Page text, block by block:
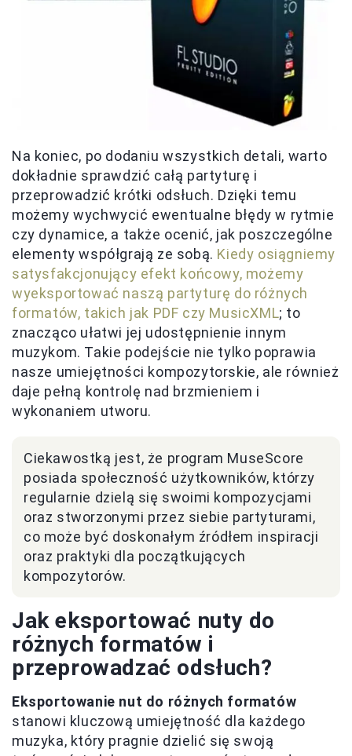
Na koniec, po dodaniu wszystkich detali, warto
dokładnie sprawdzić całą partyturę i
przeprowadzić krótki odsłuch. Dzięki temu
możemy wychwycić ewentualne błędy w rytmie
czy dynamice, a także ocenić, jak poszczególne
elementy współgrają ze sobą. Kiedy osiągniemy
satysfakcjonujący efekt końcowy, możemy
wyeksportować naszą partyturę do różnych
formatów, takich jak PDF czy MusicXML; to
znacząco ułatwi jej udostępnienie innym
muzykom. Takie podejście nie tylko poprawia
nasze umiejętności kompozytorskie, ale również
daje pełną kontrolę nad brzmieniem i
wykonaniem utworu.
Ciekawostką jest, że program MuseScore
posiada społeczność użytkowników, którzy
regularnie dzielą się swoimi kompozycjami
oraz stworzonymi przez siebie partyturami,
co może być doskonałym źródłem inspiracji
oraz praktyki dla początkujących
kompozytorów.
Jak eksportować nuty do
różnych formatów i
przeprowadzać odsłuch?
Eksportowanie nut do różnych formatów
stanowi kluczową umiejętność dla każdego
muzyka, który pragnie dzielić się swoją